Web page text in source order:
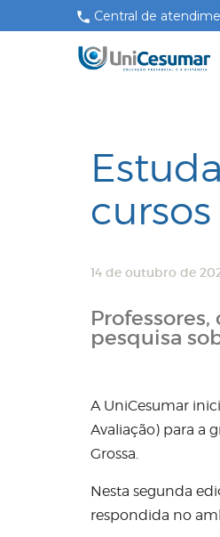
Central de
cursos
14 de outubro de
pesquisa
A UniCesumar
Avaliação) para a
Grossa.
Nesta segunda
respondida no